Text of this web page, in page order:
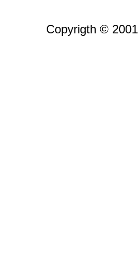
Copyrigth ©